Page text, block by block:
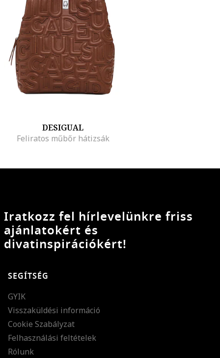
DESIGUAL
Feliratos műbőr hátizsák
Iratkozz fel hírlevelünkre friss
ajánlatokért és
divatinspirációkért!
SEGÍTSÉG
GYIK
Visszaküldési információ
Cookie Szabályzat
Felhasználási feltételek
Rólunk